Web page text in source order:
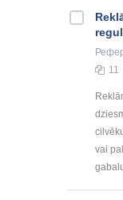
11
vai